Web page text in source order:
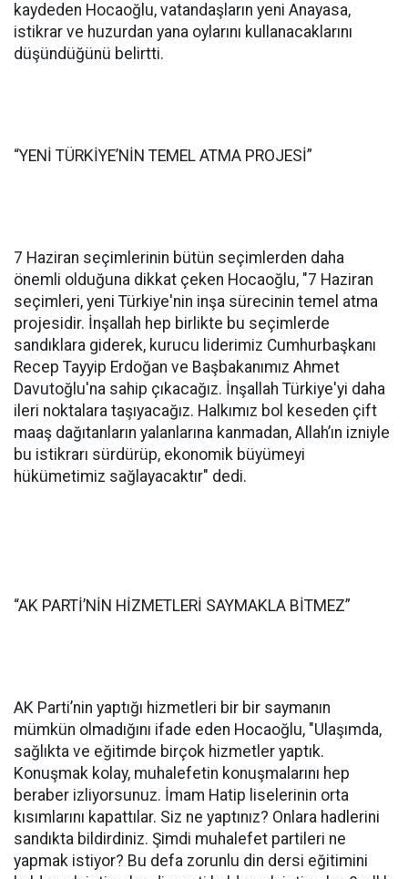
kaydeden Hocaoğlu, vatandaşların yeni Anayasa,
istikrar ve huzurdan yana oylarını kullanacaklarını
düşündüğünü belirtti.
“YENİ TÜRKİYE’NİN TEMEL ATMA PROJESİ”
7 Haziran seçimlerinin bütün seçimlerden daha
önemli olduğuna dikkat çeken Hocaoğlu, "7 Haziran
seçimleri, yeni Türkiye'nin inşa sürecinin temel atma
projesidir. İnşallah hep birlikte bu seçimlerde
sandıklara giderek, kurucu liderimiz Cumhurbaşkanı
Recep Tayyip Erdoğan ve Başbakanımız Ahmet
Davutoğlu'na sahip çıkacağız. İnşallah Türkiye'yi daha
ileri noktalara taşıyacağız. Halkımız bol keseden çift
maaş dağıtanların yalanlarına kanmadan, Allah’ın izniyle
bu istikrarı sürdürüp, ekonomik büyümeyi
hükümetimiz sağlayacaktır" dedi.
“AK PARTİ’NİN HİZMETLERİ SAYMAKLA BİTMEZ”
AK Parti’nin yaptığı hizmetleri bir bir saymanın
mümkün olmadığını ifade eden Hocaoğlu, "Ulaşımda,
sağlıkta ve eğitimde birçok hizmetler yaptık.
Konuşmak kolay, muhalefetin konuşmalarını hep
beraber izliyorsunuz. İmam Hatip liselerinin orta
kısımlarını kapattılar. Siz ne yaptınız? Onlara hadlerini
sandıkta bildirdiniz. Şimdi muhalefet partileri ne
yapmak istiyor? Bu defa zorunlu din dersi eğitimini